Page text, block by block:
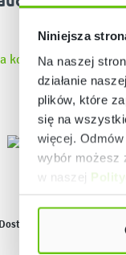
Niniejsza
Na naszej
działanie
plików, które
się na
więcej.
wybór możesz
w naszej
kodowania.pdf